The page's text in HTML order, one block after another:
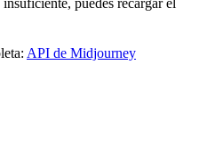
API de Midjourney